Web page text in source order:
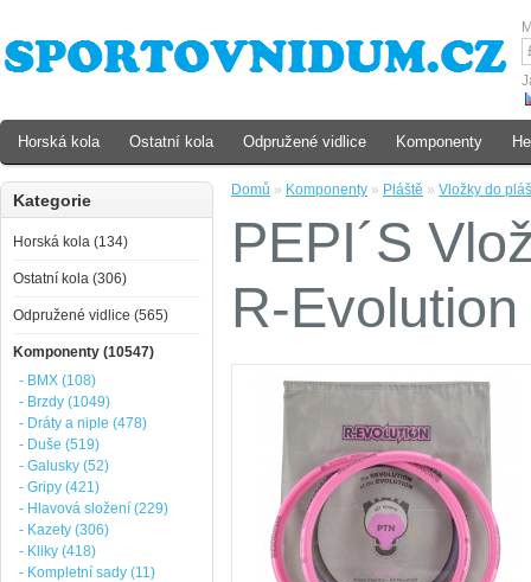
Domů » Komponenty » Pláště » Vložky do
PEPI´S
R-
Kategorie
Horská kola (134)
Ostatní kola (306)
Odpružené vidlice (565)
Komponenty (10547)
- BMX (108)
- Brzdy (1049)
- Dráty a niple (478)
- Duše (519)
- Galusky (52)
- Gripy (421)
- Hlavová složení (229)
- Kazety (306)
- Kliky (418)
- Kompletní sady (11)
Horská kola Ostatní kola Odpružené vidlice Komponenty